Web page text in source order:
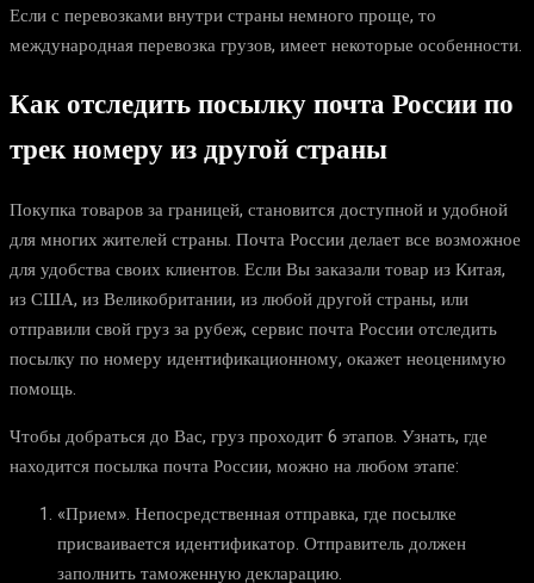
Если с перевозками внутри страны немного проще, то
международная перевозка грузов, имеет некоторые особенности.
Как отследить посылку почта России по
трек номеру из другой страны
Покупка товаров за границей, становится доступной и удобной
для многих жителей страны. Почта России делает все возможное
для удобства своих клиентов. Если Вы заказали товар из Китая,
из США, из Великобритании, из любой другой страны, или
отправили свой груз за рубеж, сервис почта России отследить
посылку по номеру идентификационному, окажет неоценимую
помощь.
Чтобы добраться до Вас, груз проходит 6 этапов. Узнать, где
находится посылка почта России, можно на любом этапе:
«Прием». Непосредственная отправка, где посылке
присваивается идентификатор. Отправитель должен
заполнить таможенную декларацию.